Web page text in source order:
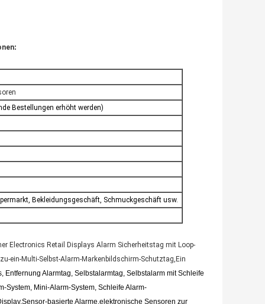
:
Bestellungen erhöht werden)
Bekleidungsgeschäft, Schmuckgeschäft usw.
Electronics Retail Displays Alarm Sicherheitstag mit Loop-
zu-ein-Multi-Selbst-Alarm-Markenbildschirm-Schutztag,Ein
Entfernung Alarmtag, Selbstalarmtag, Selbstalarm mit Schleife
System, Mini-Alarm-System, Schleife Alarm-
basierte Alarme,elektronische Sensoren zur